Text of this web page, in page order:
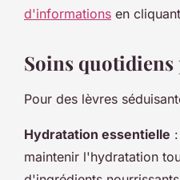
d'informations en
Soins quotidiens
Pour des lèvres
Hydratation essentielle
maintenir l'hydratation